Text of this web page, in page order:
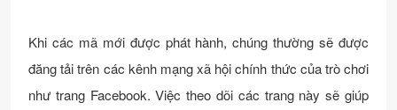
Khi các mã mới được phát hành, chúng thường sẽ được
đăng tải trên các kênh mạng xã hội chính thức của trò chơi
như trang Facebook. Việc theo dõi các trang này sẽ giúp